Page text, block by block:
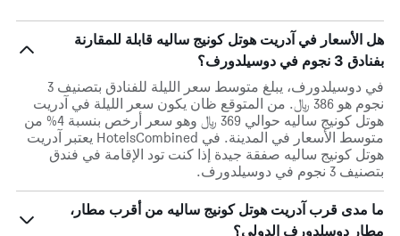
هل الأسعار في آدريت هوتل كونيج ساليه قابلة للمقارنة
بفنادق 3 نجوم في دوسيلدورف؟
في دوسيلدورف، يبلغ متوسط ​​سعر الليلة للفنادق بتصنيف 3
نجوم هو 386 ﷼. من المتوقع ظان يكون سعر الليلة في آدريت
هوتل كونيج ساليه حوالي 369 ﷼ وهو سعر أرخص بنسبة 4% من
متوسط الأسعار في المدينة. في HotelsCombined يعتبر آدريت
هوتل كونيج ساليه صفقة جيدة إذا كنت تود الإقامة في فندق
بتصنيف 3 نجوم في دوسيلدورف.
ما مدى قرب آدريت هوتل كونيج ساليه من أقرب مطار،
مطار دوسلدورف الدولى؟